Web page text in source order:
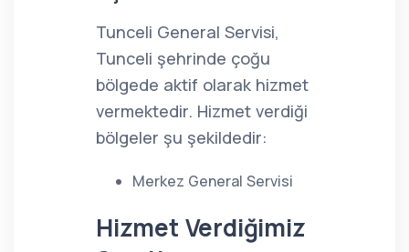
Tunceli General Servisi,
Tunceli şehrinde çoğu
bölgede aktif olarak hizmet
vermektedir. Hizmet verdiği
bölgeler şu şekildedir:
Merkez General Servisi
Hizmet Verdiğimiz